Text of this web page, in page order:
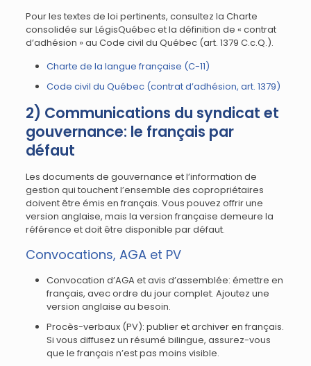
Pour les textes de loi pertinents, consultez la Charte
consolidée sur LégisQuébec et la définition de « contrat
d’adhésion » au Code civil du Québec (art. 1379 C.c.Q.).
Charte de la langue française (C-11)
Code civil du Québec (contrat d’adhésion, art. 1379)
2) Communications du syndicat et
gouvernance: le français par
défaut
Les documents de gouvernance et l’information de
gestion qui touchent l’ensemble des copropriétaires
doivent être émis en français. Vous pouvez offrir une
version anglaise, mais la version française demeure la
référence et doit être disponible par défaut.
Convocations, AGA et PV
Convocation d’AGA et avis d’assemblée: émettre en
français, avec ordre du jour complet. Ajoutez une
version anglaise au besoin.
Procès-verbaux (PV): publier et archiver en français.
Si vous diffusez un résumé bilingue, assurez-vous
que le français n’est pas moins visible.